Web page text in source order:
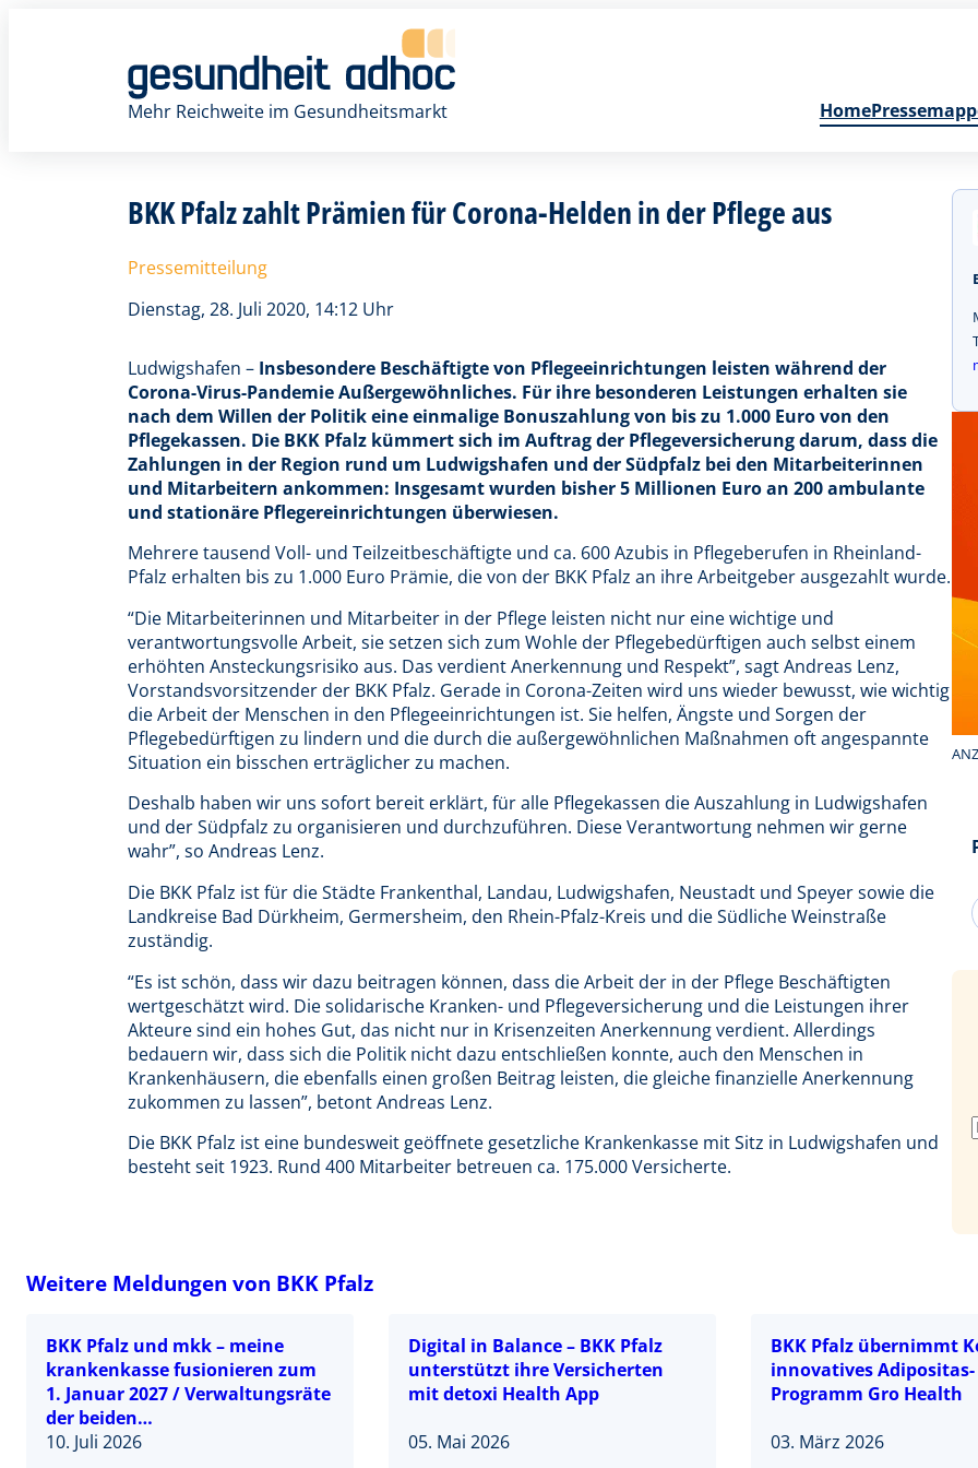
Mehr Reichweite im Gesundheitsmarkt
Home
BKK Pfalz zahlt Prämien für Corona-Helden in der Pflege aus
Pressemitteilung
Dienstag, 28. Juli 2020, 14:12 Uhr
Ludwigshafen – Insbesondere Beschäftigte von Pflegeeinrichtungen leisten während der
Corona-Virus-Pandemie Außergewöhnliches. Für ihre besonderen Leistungen erhalten sie
nach dem Willen der Politik eine einmalige Bonuszahlung von bis zu 1.000 Euro von den
Pflegekassen. Die BKK Pfalz kümmert sich im Auftrag der Pflegeversicherung darum, dass die
Zahlungen in der Region rund um Ludwigshafen und der Südpfalz bei den Mitarbeiterinnen
und Mitarbeitern ankommen: Insgesamt wurden bisher 5 Millionen Euro an 200 ambulante
und stationäre Pflegereinrichtungen überwiesen.
Mehrere tausend Voll- und Teilzeitbeschäftigte und ca. 600 Azubis in Pflegeberufen in Rheinland-
Pfalz erhalten bis zu 1.000 Euro Prämie, die von der BKK Pfalz an ihre Arbeitgeber ausgezahlt wurde.
“Die Mitarbeiterinnen und Mitarbeiter in der Pflege leisten nicht nur eine wichtige und
verantwortungsvolle Arbeit, sie setzen sich zum Wohle der Pflegebedürftigen auch selbst einem
erhöhten Ansteckungsrisiko aus. Das verdient Anerkennung und Respekt”, sagt Andreas Lenz,
Vorstandsvorsitzender der BKK Pfalz. Gerade in Corona-Zeiten wird uns wieder bewusst, wie wichtig
die Arbeit der Menschen in den Pflegeeinrichtungen ist. Sie helfen, Ängste und Sorgen der
Pflegebedürftigen zu lindern und die durch die außergewöhnlichen Maßnahmen oft angespannte
Situation ein bisschen erträglicher zu machen.
Deshalb haben wir uns sofort bereit erklärt, für alle Pflegekassen die Auszahlung in Ludwigshafen
und der Südpfalz zu organisieren und durchzuführen. Diese Verantwortung nehmen wir gerne
wahr”, so Andreas Lenz.
Die BKK Pfalz ist für die Städte Frankenthal, Landau, Ludwigshafen, Neustadt und Speyer sowie die
Landkreise Bad Dürkheim, Germersheim, den Rhein-Pfalz-Kreis und die Südliche Weinstraße
zuständig.
“Es ist schön, dass wir dazu beitragen können, dass die Arbeit der in der Pflege Beschäftigten
wertgeschätzt wird. Die solidarische Kranken- und Pflegeversicherung und die Leistungen ihrer
Akteure sind ein hohes Gut, das nicht nur in Krisenzeiten Anerkennung verdient. Allerdings
bedauern wir, dass sich die Politik nicht dazu entschließen konnte, auch den Menschen in
Krankenhäusern, die ebenfalls einen großen Beitrag leisten, die gleiche finanzielle Anerkennung
zukommen zu lassen”, betont Andreas Lenz.
Die BKK Pfalz ist eine bundesweit geöffnete gesetzliche Krankenkasse mit Sitz in Ludwigshafen und
besteht seit 1923. Rund 400 Mitarbeiter betreuen ca. 175.000 Versicherte.
Weitere Meldungen von BKK Pfalz
BKK Pfalz und mkk – meine
krankenkasse fusionieren zum
1. Januar 2027 / Verwaltungsräte
der beiden
Betriebskrankenkassen
10. Juli 2026
Digital in Balance – BKK Pfalz
unterstützt ihre Versicherten
mit detoxi Health App
05. Mai 2026
BKK Pfalz übernimmt
innovatives Adipositas-
Programm Gro Health
03. März 2026